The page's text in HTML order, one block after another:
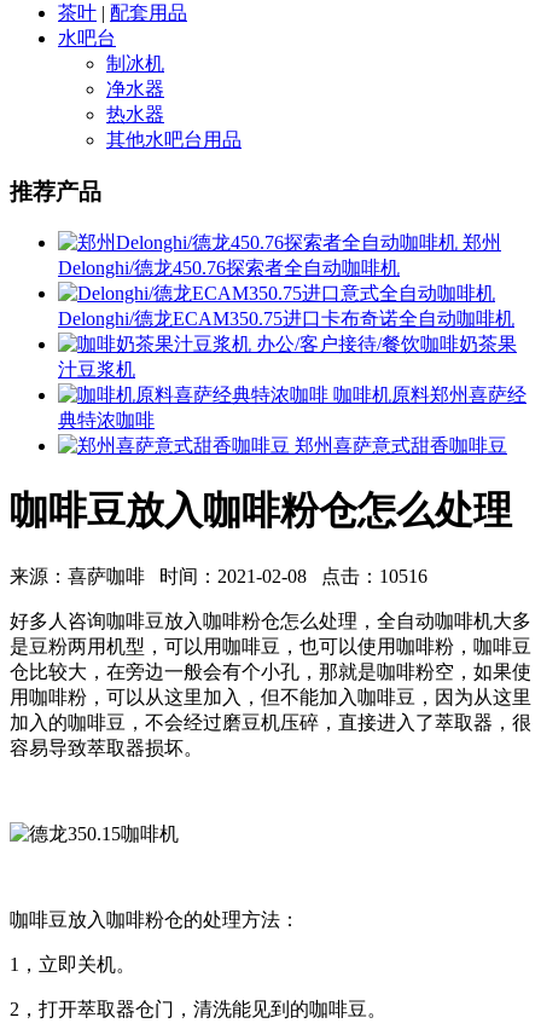
茶叶 | 配套用品
水吧台
制冰机
净水器
热水器
其他水吧台用品
推荐产品
郑州
Delonghi/德龙450.76探索者全自动咖啡机
Delonghi/德龙ECAM350.75进口卡布奇诺全自动咖啡机
办公/客户接待/餐饮咖啡奶茶果
汁豆浆机
咖啡机原料郑州喜萨经
典特浓咖啡
郑州喜萨意式甜香咖啡豆
咖啡豆放入咖啡粉仓怎么处理
来源：喜萨咖啡 时间：2021-02-08 点击：10516
好多人咨询咖啡豆放入咖啡粉仓怎么处理，全自动咖啡机大多
是豆粉两用机型，可以用咖啡豆，也可以使用咖啡粉，咖啡豆
仓比较大，在旁边一般会有个小孔，那就是咖啡粉空，如果使
用咖啡粉，可以从这里加入，但不能加入咖啡豆，因为从这里
加入的咖啡豆，不会经过磨豆机压碎，直接进入了萃取器，很
容易导致萃取器损坏。
咖啡豆放入咖啡粉仓的处理方法：
1，立即关机。
2，打开萃取器仓门，清洗能见到的咖啡豆。